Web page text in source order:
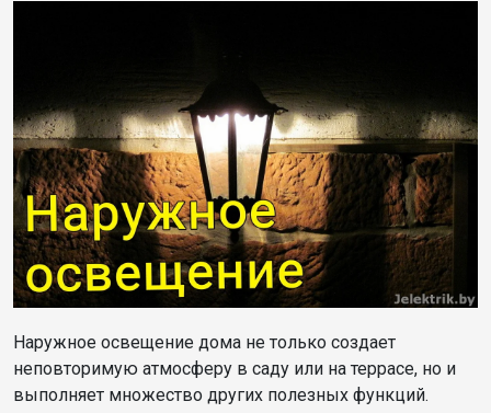
Наружное освещение дома не только создает
неповторимую атмосферу в саду или на террасе, но и
выполняет множество других полезных функций.